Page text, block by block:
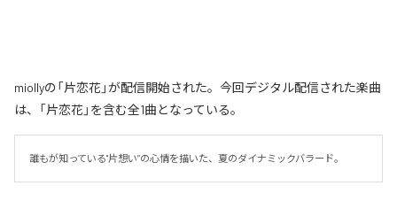
miollyの「片恋花」が配信開始された。今回デジタル配信された楽曲
は、「片恋花」を含む全1曲となっている。
誰もが知っている"片想い”の心情を描いた、夏のダイナミックバラード。